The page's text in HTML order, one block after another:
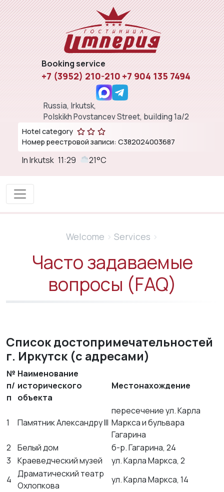
Booking service
+7 (3952) 210-210 +7 904 135 7494
Russia, Irkutsk,
Polskikh Povstancev Street, building 1a/2
Hotel category
Номер реестровой записи: С382024003687
In Irkutsk 11:29 21°C
Welcome › Services ›
Часто задаваемые
вопросы (FAQ)
Список достопримечательностей
г. Иркутск (с адресами)
№
п/
п
Наименование
исторического
объекта
Местонахождение
1 Памятник Александру III
пересечение ул. Карла
Маркса и бульвара
Гагарина
2
Белый дом
б-р. Гагарина, 24
3
Краеведческий музей
ул. Карла Маркса, 2
4
Драматический театр
Охлопкова
ул. Карла Маркса, 14